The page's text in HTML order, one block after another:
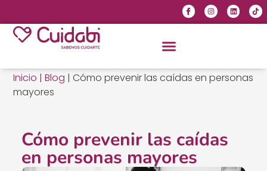
Inicio |Blog |Cómo prevenir las caídas en personas
mayores
Cómo prevenir las caídas
en personas mayores